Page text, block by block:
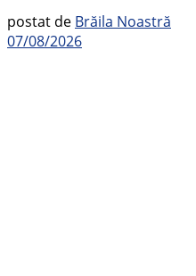
postat de Brăila Noastră
07/08/2026